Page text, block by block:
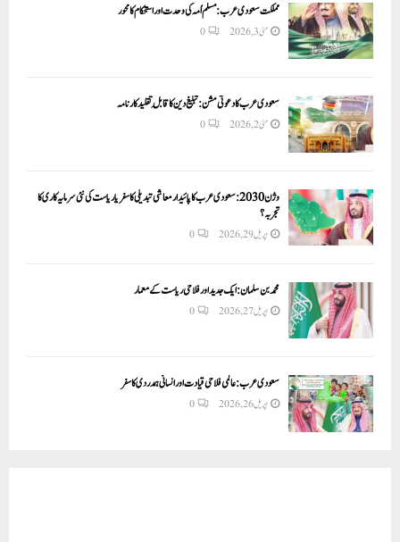
مملکت سعودی عرب: مسلم اُمہ کی وحدت اور استحکام کا محور
مئی 3, 2026 0
سعودی عرب کا دعوتی مشن: تبلیغ دین کا قابلِ تقلید کارنامہ
مئی 2, 2026 0
وژن 2030:سعودی عرب کا پائیدار معاشی تبدیلی کا سفر یا ریاست کی نئی سرمایہ کاری کا
تجربہ؟
اپریل 29, 2026 0
محمد بن سلمان: ایک جدید اور فلاحی ریاست کے معمار
اپریل 27, 2026 0
سعودی عرب: عالمی فلاحی قیادت اور انسانی ہمدردی کا سفر
اپریل 26, 2026 0